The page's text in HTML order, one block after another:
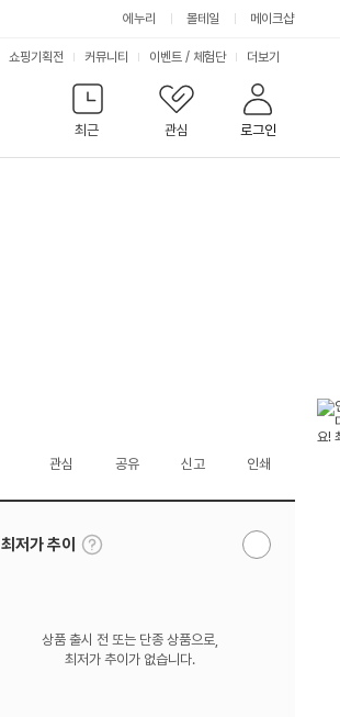
에누리 몰테일 메이크샵
최근
관심 로그인
쇼핑기획전 커뮤니티 이벤트 / 체험단 서
비
스
더보기
관심 공유 신고 인쇄
최저가 추이
툴
팁
알
상품 출시 전 또는 단종 상품으로,
최저가 추이가 없습니다.